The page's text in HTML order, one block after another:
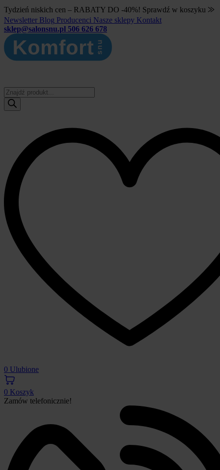
Tydzień niskich cen – RABATY DO -40%! Sprawdź w koszyku ⨠
Newsletter Blog Producenci Nasze sklepy Kontakt
sklep@salonsnu.pl 506 626 678
Wyszukiwarka
produktów
0 Ulubione
0 Koszyk
Zamów telefonicznie!